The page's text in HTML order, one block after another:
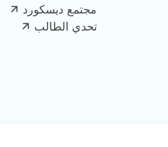
مجتمع ديسكورد
تحدي الطالب